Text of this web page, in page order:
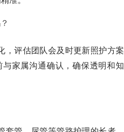
，评估团队会及时更新照护方案
家属沟通确认，确保透明和知